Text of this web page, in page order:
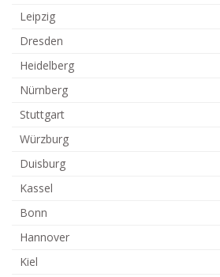
Leipzig
Dresden
Heidelberg
Nürnberg
Stuttgart
Würzburg
Duisburg
Kassel
Bonn
Hannover
Kiel